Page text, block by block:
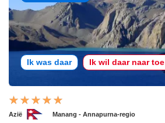
Ik was daar Ik wil daar naar toe
Azië Manang - Annapurna-regio